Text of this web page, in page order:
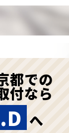
都での
付なら
へ